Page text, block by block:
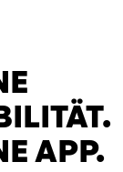
APP.